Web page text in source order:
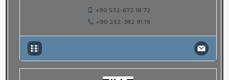
+90 532-672 18 72
+90 252-382 91 19